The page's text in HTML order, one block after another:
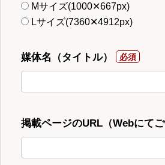
Mサイズ(1000✕667px)
Lサイズ(7360✕4912px)
媒体名（タイトル）
掲載ページのURL（Webにてご